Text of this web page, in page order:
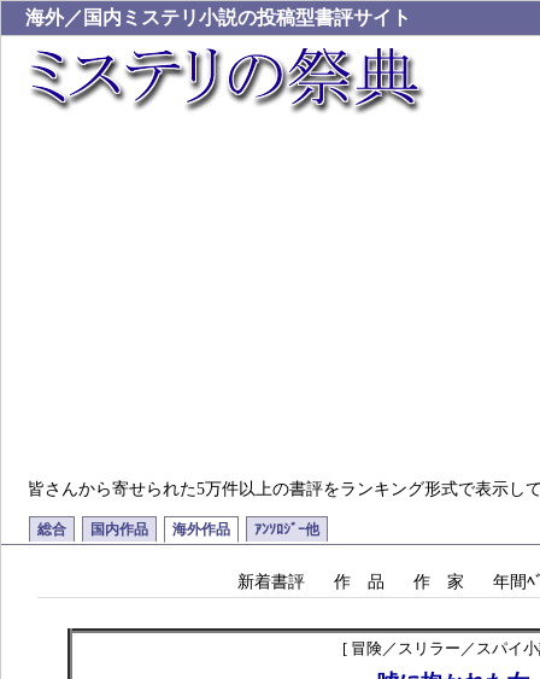
海外／国内ミステリ小説の投稿型書評サイト
皆さんから寄せられた5万件以上の書評をランキング形式で表示し
総合 国内作品 海外作品 ｱﾝｿﾛｼﾞｰ他
新着書評 作 品 作 家 年間ﾍ
[ 冒険／スリラー／スパイ